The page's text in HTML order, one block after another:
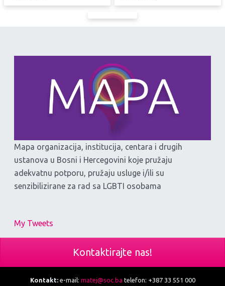
Mapa organizacija, institucija, centara i drugih
ustanova u Bosni i Hercegovini koje pružaju
adekvatnu potporu, pružaju usluge i/ili su
senzibilizirane za rad sa LGBTI osobama
My Tweets
Kontaktirajte nas!
Kontakt:e-mail: matej@soc.ba telefon: +387 33 551 000